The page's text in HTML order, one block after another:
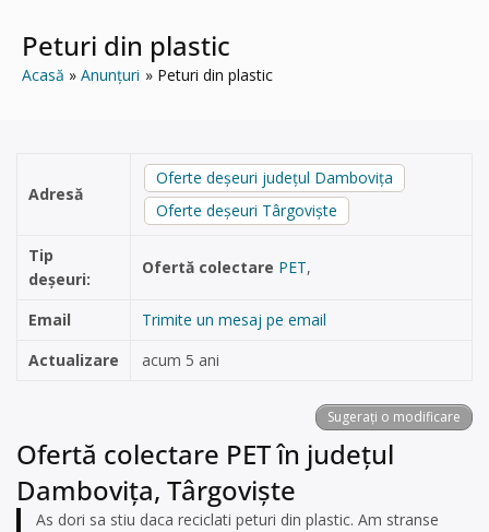
Peturi din plastic
Acasă Anunțuri Peturi din plastic
Adresă
Oferte deșeuri județul Dambovița
Oferte deșeuri Târgoviște
Tip
deșeuri:
Ofertă colectare PET,
Email
Trimite un mesaj pe email
Actualizare
acum 5 ani
Sugerați o modificare
Ofertă colectare PET în județul
Dambovița, Târgoviște
As dori sa stiu daca reciclati peturi din plastic. Am stranse